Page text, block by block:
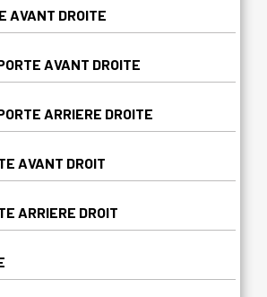
AVANT DROITE
AVANT DROITE
ARRIERE DROITE
AVANT DROIT
ARRIERE DROIT